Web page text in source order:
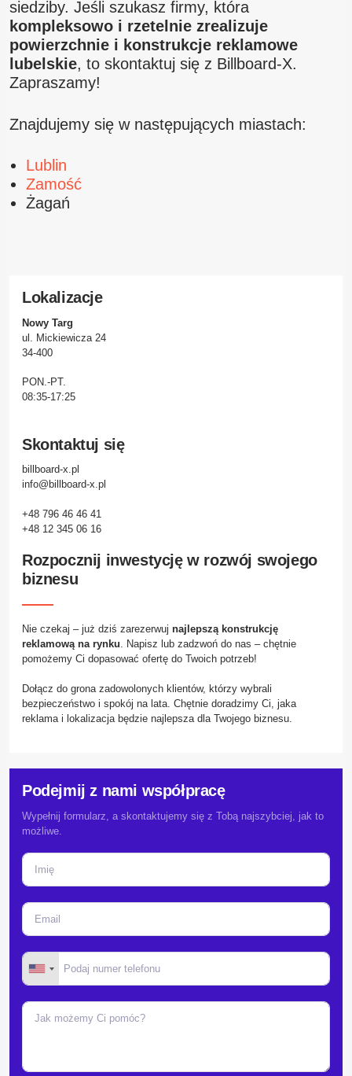
siedziby. Jeśli szukasz firmy, która
kompleksowo i rzetelnie zrealizuje
powierzchnie i konstrukcje reklamowe
lubelskie, to skontaktuj się z Billboard-X.
Zapraszamy!
Znajdujemy się w następujących miastach:
Lublin
Zamość
Żagań
Lokalizacje
Nowy Targ
ul. Mickiewicza 24
34-400
PON.-PT.
08:35-17:25
Skontaktuj się
billboard-x.pl
info@billboard-x.pl
+48 796 46 46 41
+48 12 345 06 16
Rozpocznij inwestycję w rozwój swojego
biznesu
Nie czekaj – już dziś zarezerwuj najlepszą konstrukcję
reklamową na rynku. Napisz lub zadzwoń do nas – chętnie
pomożemy Ci dopasować ofertę do Twoich potrzeb!
Dołącz do grona zadowolonych klientów, którzy wybrali
bezpieczeństwo i spokój na lata. Chętnie doradzimy Ci, jaka
reklama i lokalizacja będzie najlepsza dla Twojego biznesu.
Podejmij z nami współpracę
Wypełnij formularz, a skontaktujemy się z Tobą najszybciej, jak to
możliwe.